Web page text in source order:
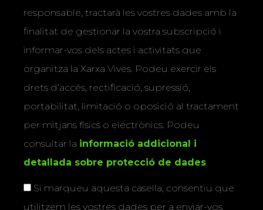
responsable, tractarà les vostres dades amb la
finalitat de gestionar la vostra subscripció i
informar-vos dels actes i activitats que
organitza la Xarxa Vives. Podeu exercir els
drets d’accés, rectificació, supressió,
portabilitat, limitació o oposició al tractament
per mitjans físics o electrònics. Podeu
consultar la informació addicional i
detallada sobre protecció de dades.
Si marqueu aquesta casella, consentiu que
utilitzem les vostres dades per a enviar-vos